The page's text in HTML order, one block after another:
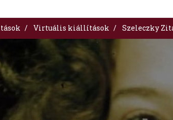
Virtuális kiállítások Szeleczky